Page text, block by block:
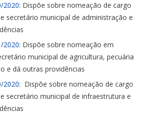
2020: Dispõe sobre nomeação de cargo
secretário municipal de administração e
2020: Dispõe sobre nomeação em
municipal de agricultura, pecuária
e dá outras providências
2020: Dispõe sobre nomeação de cargo
secretário municipal de infraestrutura e